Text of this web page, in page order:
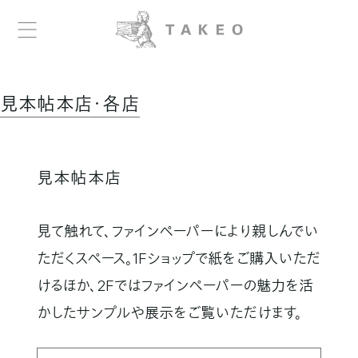
見本帖本店・各店
見本帖本店
見て触れて、ファインペーパーにより親しんでい
ただくスペース。1Fショップで紙をご購入いただ
けるほか、2Fではファインペーパーの魅力を活
かしたサンプルや展示をご覧いただけます。